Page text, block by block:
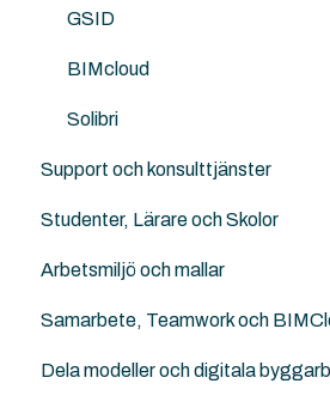
Solibri
ArchiTerra
Goodies for Archicad
Design LCA
SweTools
Twinmotion
GSID
BIMcloud
Solibri
Support och konsulttjänster
Studenter, Lärare och Skolor
Archicad BIM för elever, lärare
Landskapsarkitekter, kartor och
Ingenjörer och konstruktörer
Arbetsmiljö och mallar
NordicTools template
Templates
Samarbete, Teamwork och
Generellt sett
Dela modeller och digitala